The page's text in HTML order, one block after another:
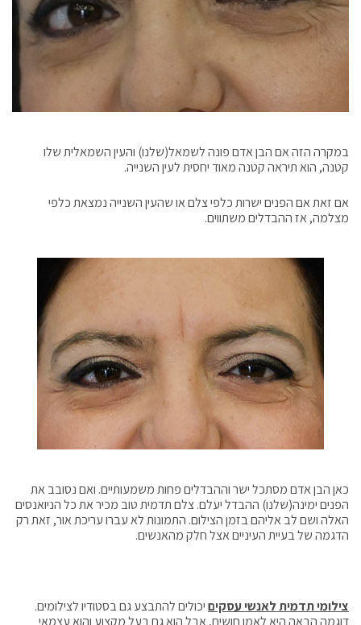
במקרה הזה אם הבן אדם פונה לשמאל(שלנו) והעין השמאלית שלו
קטנה, הוא תיראה קטנה מאוד יחסית לעין השנייה.
אם זאת אם הפנים ישרות כלפי צלם או שהעין השנייה נמצאת כלפי
מצלמה, אז ההבדלים משתווים.
כאן הבן אדם מסתכל ישר וההבדלים פחות משמעותיים. ואם נסובב את
הפנים ימינה(שלנו) ההבדל יעלם. צלם תדמית טוב מכיר את כל הניואנסים
האלה ושם לב אליהם בזמן הצילום. התמונות לא עברו עריכת אור, זאת רק
הדגמה של בעיית העיניים אצל חלק מהאנשים.
צילומי תדמית לאנשי עסקיםיכולים להתבצע גם בסטודיו לצילומים.